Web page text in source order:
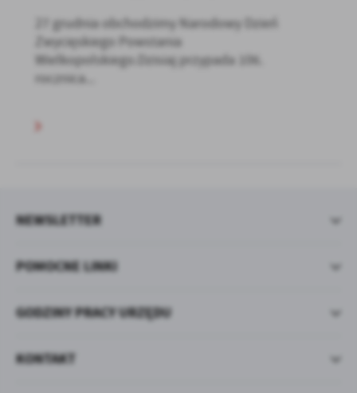
27 grudnia obchodzimy Narodowy Dzień
Zwycięskiego Powstania
Wielkopolskiego.Dzisiaj przypada 106.
rocznica...
POMOCNE LINKI
NEWSLETTER
GODZINY PRACY URZĘDU
KONTAKT